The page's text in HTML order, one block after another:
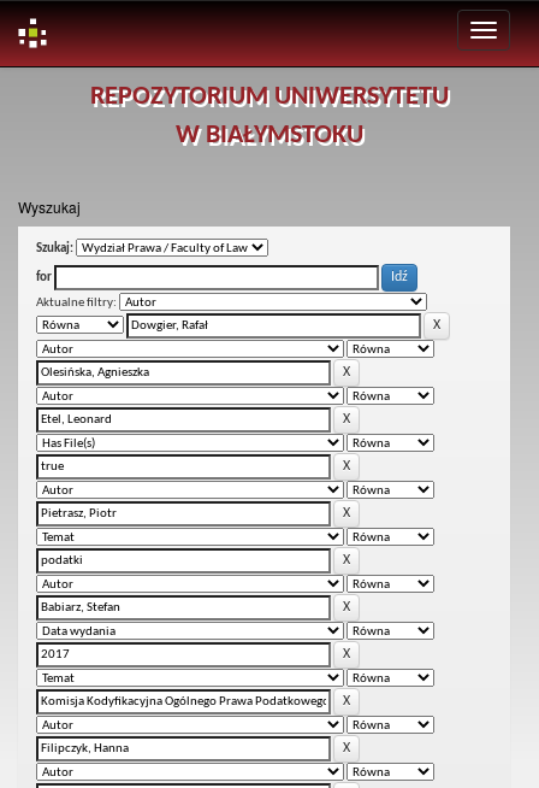
REPOZYTORIUM UNIWERSYTETU
W BIAŁYMSTOKU
Wyszukaj
Szukaj:
for
Aktualne filtry: